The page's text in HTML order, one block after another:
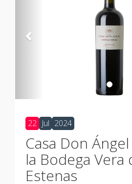
22 Jul 2024
Casa Don
la Bodega Vera
Estenas